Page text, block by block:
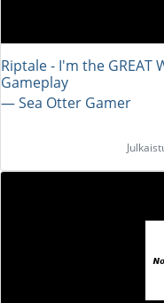
Riptale - I'm the GREAT
Gameplay
― Sea Otter Gamer